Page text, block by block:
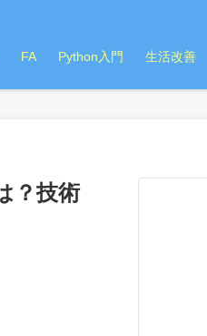
FA Python入門 生活改善
？技術